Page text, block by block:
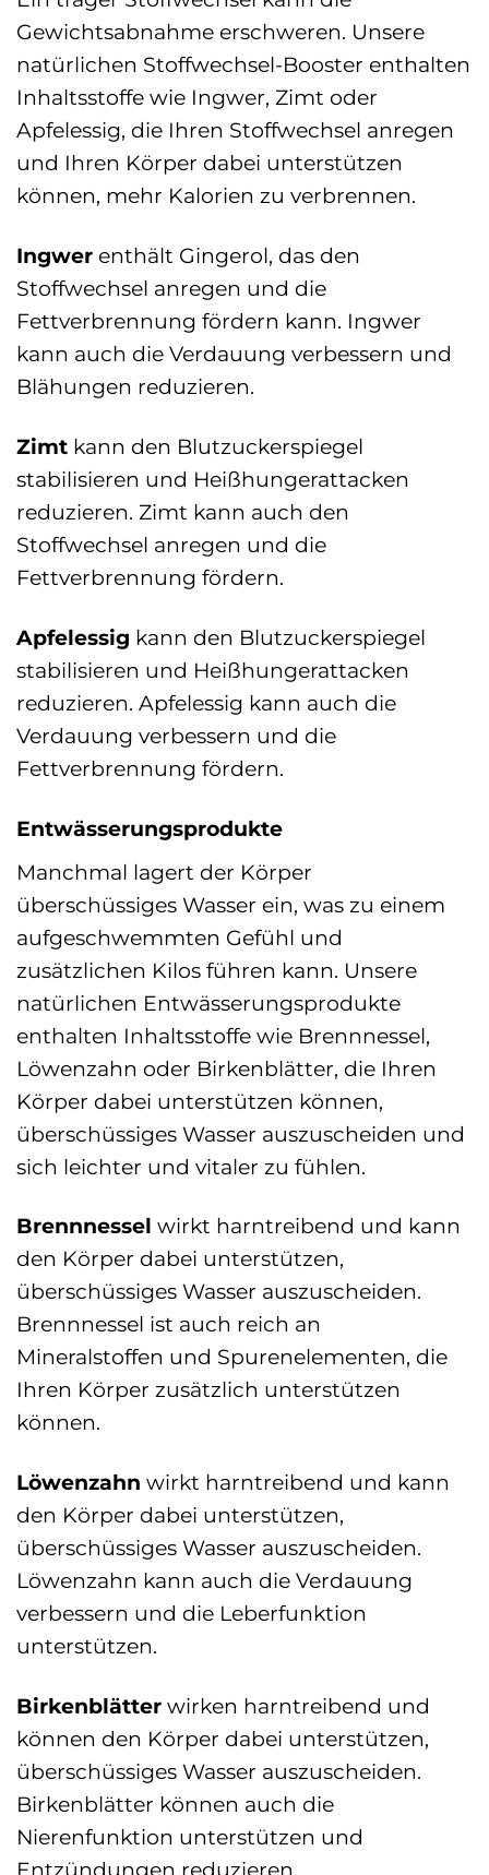
Gewichtsabnahme erschweren. Unsere
natürlichen Stoffwechsel-Booster enthalten
Inhaltsstoffe wie Ingwer, Zimt oder
Apfelessig, die Ihren Stoffwechsel anregen
und Ihren Körper dabei unterstützen
können, mehr Kalorien zu verbrennen.
Ingwer enthält Gingerol, das den
Stoffwechsel anregen und die
Fettverbrennung fördern kann. Ingwer
kann auch die Verdauung verbessern und
Blähungen reduzieren.
Zimt kann den Blutzuckerspiegel
stabilisieren und Heißhungerattacken
reduzieren. Zimt kann auch den
Stoffwechsel anregen und die
Fettverbrennung fördern.
Apfelessig kann den Blutzuckerspiegel
stabilisieren und Heißhungerattacken
reduzieren. Apfelessig kann auch die
Verdauung verbessern und die
Fettverbrennung fördern.
Entwässerungsprodukte
Manchmal lagert der Körper
überschüssiges Wasser ein, was zu einem
aufgeschwemmten Gefühl und
zusätzlichen Kilos führen kann. Unsere
natürlichen Entwässerungsprodukte
enthalten Inhaltsstoffe wie Brennnessel,
Löwenzahn oder Birkenblätter, die Ihren
Körper dabei unterstützen können,
überschüssiges Wasser auszuscheiden und
sich leichter und vitaler zu fühlen.
Brennnessel wirkt harntreibend und kann
den Körper dabei unterstützen,
überschüssiges Wasser auszuscheiden.
Brennnessel ist auch reich an
Mineralstoffen und Spurenelementen, die
Ihren Körper zusätzlich unterstützen
können.
Löwenzahn wirkt harntreibend und kann
den Körper dabei unterstützen,
überschüssiges Wasser auszuscheiden.
Löwenzahn kann auch die Verdauung
verbessern und die Leberfunktion
unterstützen.
Birkenblätter wirken harntreibend und
können den Körper dabei unterstützen,
überschüssiges Wasser auszuscheiden.
Birkenblätter können auch die
Nierenfunktion unterstützen und